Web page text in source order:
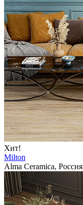
Хит!
Milton
Alma Ceramica, Россия